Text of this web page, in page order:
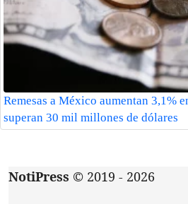
Remesas a México aumentan 3,1%
superan 30 mil millones de dólares
NotiPress © 2019 - 2026